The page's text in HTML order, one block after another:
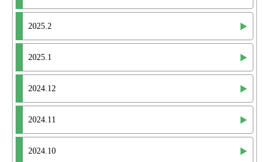
2025.2
2025.1
2024.12
2024.11
2024.10